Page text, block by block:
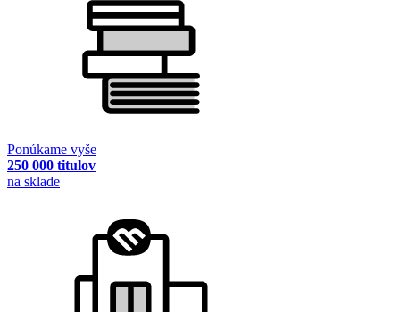
Ponúkame vyše
250 000 titulov
na sklade